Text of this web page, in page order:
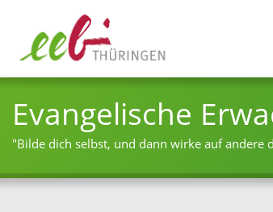
Evangelische
"Bilde dich selbst, und dann wirke auf andere